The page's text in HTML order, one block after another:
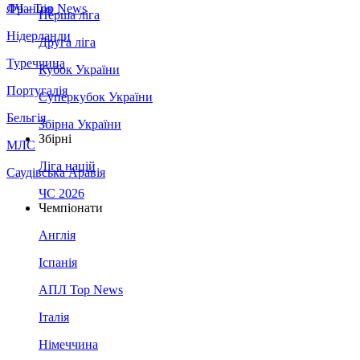
Франція
Нідерланди
Туреччина
Португалія
Бельгія
МЛС
Саудівська Аравія
ЛЧ - Top News
Перша ліга
Друга ліга
Кубок України
Суперкубок України
Збірна України
Збірні
Ліга націй
ЧС 2026
Чемпіонати
Англія
Іспанія
АПЛ Top News
Італія
Німеччина